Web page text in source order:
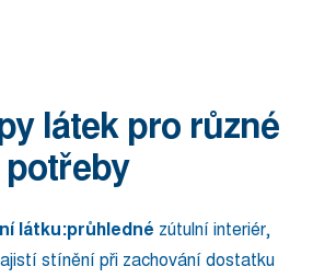
látek pro různé
potřeby
látku:průhledné zútulní interiér,
stínění při zachování dostatku